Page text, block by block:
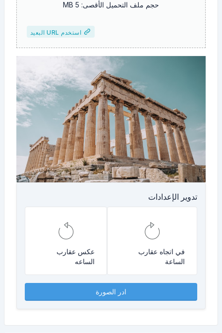
حجم ملف التحميل الأقصى: 5 MB
استخدم URL البعيد
تدوير الإعدادات
في اتجاه عقارب
الساعة
عكس عقارب
الساعه
ادر الصورة